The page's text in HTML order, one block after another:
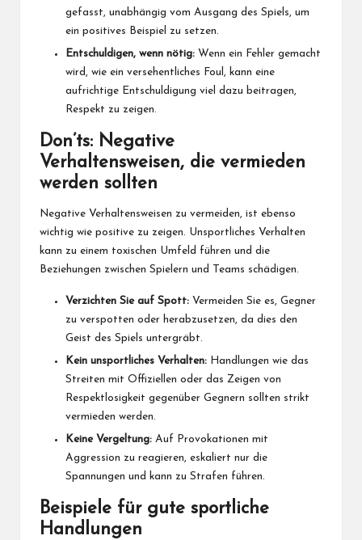
gefasst, unabhängig vom Ausgang des Spiels, um
ein positives Beispiel zu setzen.
Entschuldigen, wenn nötig: Wenn ein Fehler gemacht
wird, wie ein versehentliches Foul, kann eine
aufrichtige Entschuldigung viel dazu beitragen,
Respekt zu zeigen.
Don’ts: Negative
Verhaltensweisen, die vermieden
werden sollten
Negative Verhaltensweisen zu vermeiden, ist ebenso
wichtig wie positive zu zeigen. Unsportliches Verhalten
kann zu einem toxischen Umfeld führen und die
Beziehungen zwischen Spielern und Teams schädigen.
Verzichten Sie auf Spott: Vermeiden Sie es, Gegner
zu verspotten oder herabzusetzen, da dies den
Geist des Spiels untergräbt.
Kein unsportliches Verhalten: Handlungen wie das
Streiten mit Offiziellen oder das Zeigen von
Respektlosigkeit gegenüber Gegnern sollten strikt
vermieden werden.
Keine Vergeltung: Auf Provokationen mit
Aggression zu reagieren, eskaliert nur die
Spannungen und kann zu Strafen führen.
Beispiele für gute sportliche
Handlungen